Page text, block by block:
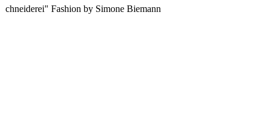
Fashion by Simone Biemann